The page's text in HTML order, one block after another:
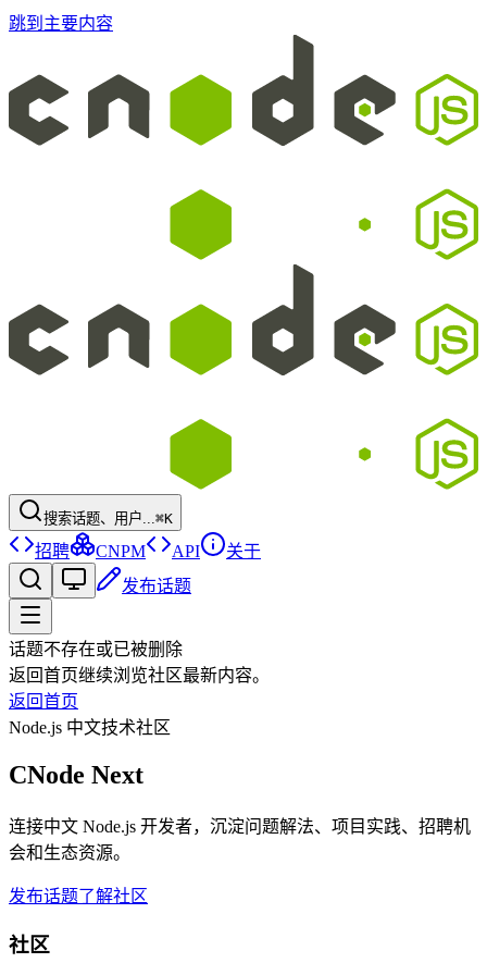
跳到主要内容
搜索话题、用户...⌘K
招聘 CNPM API
关于
发布话题
话题不存在或已被删除
返回首页继续浏览社区最新内容。
返回首页
Node.js 中文技术社区
CNode Next
连接中文 Node.js 开发者，沉淀问题解法、项目实践、招聘机
会和生态资源。
发布话题了解社区
社区